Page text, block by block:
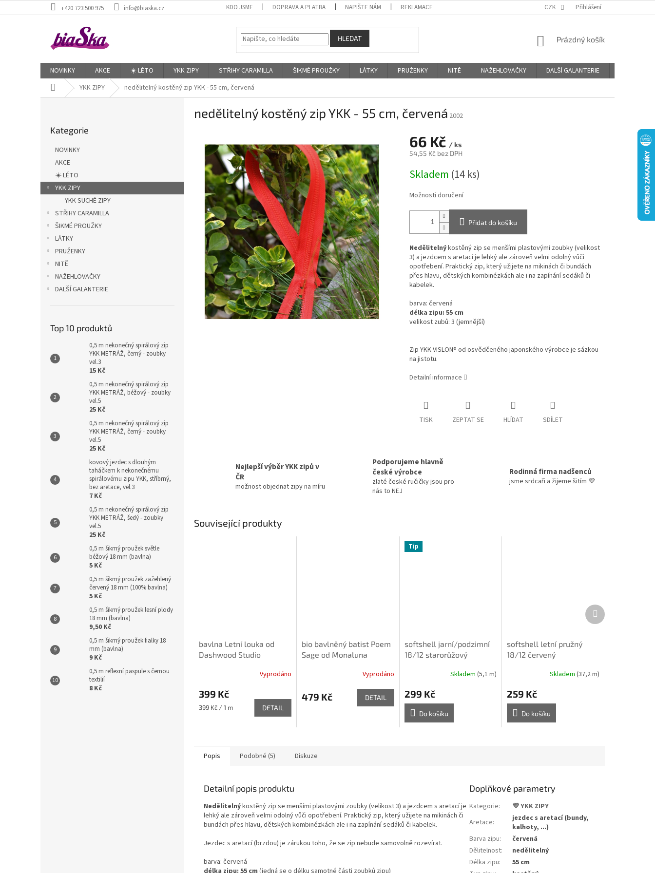
na
+420 723 500 975 info@biaska.cz KDO JSME DOPRAVA A PLATBA NAPIŠTE NÁM REKLAMACE PODMÍNKY OCHRANY OSOBNÍCH ÚDAJŮ
CZK Přihlášení
HLEDAT
NÁKUPNÍ
Prázdný košík
NOVINKY AKCE ☀️ LÉTO YKK ZIPY STŘIHY CARAMILLA ŠIKMÉ PROUŽKY LÁTKY PRUŽENKY NITĚ NAŽEHLOVAČKY DALŠÍ GALANTERIE
Domů YKK ZIPY nedělitelný kostěný zip YKK - 55 cm, červená
kategorie
Kategorie
NOVINKY
AKCE
☀️ LÉTO
YKK ZIPY
YKK SUCHÉ ZIPY
STŘIHY CARAMILLA
ŠIKMÉ PROUŽKY
LÁTKY
PRUŽENKY
NITĚ
NAŽEHLOVAČKY
DALŠÍ GALANTERIE
Top 10 produktů
0,5 m nekonečný spirálový zip
YKK METRÁŽ, černý - zoubky
vel.3
15 Kč
0,5 m nekonečný spirálový zip
YKK METRÁŽ, béžový - zoubky
vel.5
25 Kč
0,5 m nekonečný spirálový zip
YKK METRÁŽ, černý - zoubky
vel.5
25 Kč
kovový jezdec s dlouhým
taháčkem k nekonečnému
spirálovému zipu YKK, stříbrný,
bez aretace, vel.3
7 Kč
0,5 m nekonečný spirálový zip
YKK METRÁŽ, šedý - zoubky
vel.5
25 Kč
0,5 m šikmý proužek světle
béžový 18 mm (bavlna)
5 Kč
0,5 m šikmý proužek zažehlený
červený 18 mm (100% bavlna)
5 Kč
0,5 m šikmý proužek lesní plody
18 mm (bavlna)
9,50 Kč
0,5 m šikmý proužek fialky 18
mm (bavlna)
9 Kč
0,5 m reflexní paspule s černou
textilií
8 Kč
nedělitelný kostěný zip YKK - 55 cm, červená 2002
66 Kč / ks
54,55 Kč bez DPH
cena:
Skladem (14 ks)
Možnosti doručení
Přidat do košíku
Nedělitelnýkostěný zip se menšími plastovými zoubky (velikost
3) a jezdcem s aretacíje lehký ale zároveň velmi odolný vůči
opotřebení. Praktický zip, který užijete na mikinách či bundách
přes hlavu, dětských kombinézkách ale i na zapínání sedáků či
kabelek.
barva: červená
délka zipu: 55 cm
velikost zubů: 3 (jemnější)
Zip YKK VISLON® od osvědčeného japonského výrobce je sázkou
na jistotu.
Detailní informace
TISK ZEPTAT SE HLÍDAT SDÍLET
Nejlepší výběr YKK zipů v
ČR
možnost objednat zipy na míru
Podporujeme hlavně
české výrobce
zlaté české ručičky jsou pro
nás to NEJ
Rodinná firma nadšenců
jsme srdcaři a žijeme šitím 💜
Související produkty
bavlna Letní louka od
Dashwood Studio
Vyprodáno
399 Kč
Měrná
399 Kč / 1 m DETAIL
bio bavlněný batist Poem
Sage od Monaluna
Vyprodáno
479 Kč DETAIL
Tip
softshell jarní/podzimní
18/12 starorůžový
Skladem(5,1 m)
299 Kč
Do košíku
softshell letní pružný
18/12 červený
Skladem (37,2 m)
259 Kč
Do košíku
Další
produkt
Popis Podobné (5) Diskuze
Detailní popis produktu
Nedělitelnýkostěný zip se menšími plastovými zoubky (velikost 3) a jezdcem s aretacíje
lehký ale zároveň velmi odolný vůči opotřebení. Praktický zip, který užijete na mikinách či
bundách přes hlavu, dětských kombinézkách ale i na zapínání sedáků či kabelek.
Jezdec s aretací (brzdou) je zárukou toho, že se zip nebude samovolně rozevírat.
barva: červená
délka zipu: 55 cm (jedná se o délku samotné části zoubků zipu)
Doplňkové parametry
Kategorie:
💜 YKK ZIPY
Aretace:
jezdec s aretací (bundy,
kalhoty, ...)
Barva zipu:
červená
Dělitelnost:
nedělitelný
Délka zipu:
55 cm